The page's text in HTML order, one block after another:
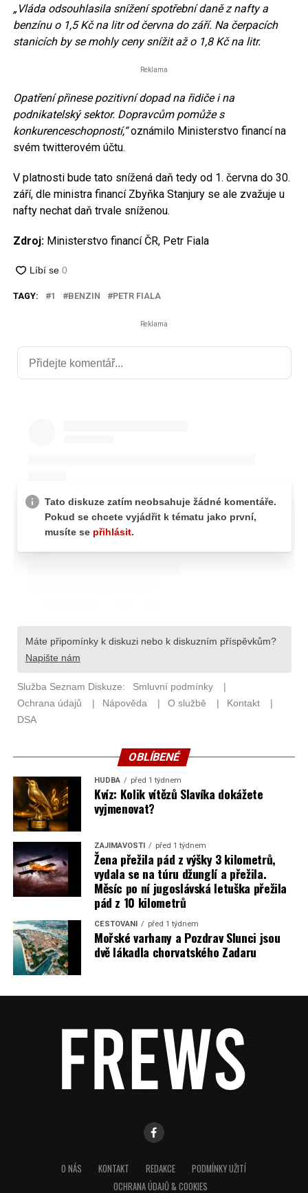
„Vláda odsouhlasila snížení spotřební daně z nafty a
benzínu o 1,5 Kč na litr od června do září. Na čerpacích
stanicích by se mohly ceny snížit až o 1,8 Kč na litr.
Reklama
Opatření přinese pozitivní dopad na řidiče i na
podnikatelský sektor. Dopravcům pomůže s
konkurenceschopností,“oznámilo Ministerstvo financí na
svém twitterovém účtu.
V platnosti bude tato snížená daň tedy od 1. června do 30.
září, dle ministra financí Zbyňka Stanjury se ale zvažuje u
nafty nechat daň trvale sníženou.
Zdroj: Ministerstvo financí ČR, Petr Fiala
TAGY: 1 BENZIN PETR FIALA
Reklama
OBLÍBENÉ
HUDBA před 1 týdnem
Kvíz: Kolik vítězů Slavíka dokážete
vyjmenovat?
ZAJÍMAVOSTI před 1 týdnem
Žena přežila pád z výšky 3 kilometrů,
vydala se na túru džunglí a přežila.
Měsíc po ní jugoslávská letuška přežila
pád z 10 kilometrů
CESTOVÁNÍ před 1 týdnem
Mořské varhany a Pozdrav Slunci jsou
dvě lákadla chorvatského Zadaru
O NÁS KONTAKT REDAKCE
PODMÍNKY UŽITÍ
OCHRANA ÚDAJŮ & COOKIES